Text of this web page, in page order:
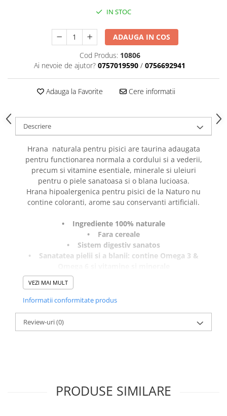
Lemne si coarne de cerb sau
Lese, Zgarzi & Hamuri
Produse Igiena si Ingrijire
Saltele cu efect de racire
Suplimente
IN STOC
ADAUGA IN COS
Cod Produs: 10806
Ai nevoie de ajutor? 0757019590 / 0756692941
Adauga la Favorite Cere informatii
Descriere
Hrana naturala pentru pisici are taurina adaugata
pentru functionarea normala a cordului si a vederii,
precum si vitamine esentiale, minerale si uleiuri
pentru o piele sanatoasa si o blana lucioasa.
Hrana hipoalergenica pentru pisici de la Naturo nu
contine coloranti, arome sau conservanti artificiali.
• Ingrediente 100% naturale
• Fara cereale
• Sistem digestiv sanatos
• Sanatatea pielii si a blanii: contine Omega 3 &
• Sistem imunitar puternic
• Palatabilitate ridicata
• Greutate optima
VEZI MAI MULT
Informatii conformitate produs
Review-uri(0)
PRODUSE SIMILARE